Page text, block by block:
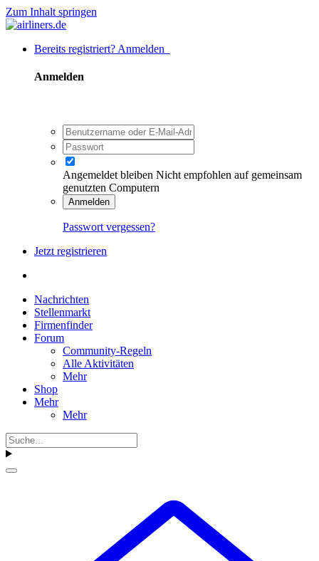
Zum Inhalt springen
Bereits registriert? Anmelden
Anmelden
Angemeldet bleiben Nicht empfohlen auf gemeinsam
genutzten Computern
Anmelden
Passwort vergessen?
Jetzt registrieren
Nachrichten
Stellenmarkt
Firmenfinder
Forum
Community-Regeln
Alle Aktivitäten
Mehr
Shop
Mehr
Mehr